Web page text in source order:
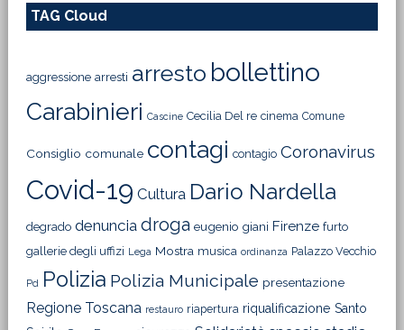
TAG Cloud
aggressione arresti arresto bollettino
Carabinieri Cascine Cecilia Del re cinema Comune
Consiglio comunale contagi contagio Coronavirus
Covid-19 Cultura Dario Nardella
degrado denuncia droga eugenio giani Firenze furto
gallerie degli uffizi Lega Mostra musica ordinanza Palazzo Vecchio
Pd Polizia Polizia Municipale presentazione
Regione Toscana restauro riapertura riqualificazione Santo